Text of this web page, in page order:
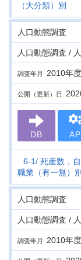
（大分類）別
人口動態調査
人口動態調査 /
調査年月 2010年度
公開（更新）日
DB
6-1 死産数，
職業（有ー無）
人口動態調査
人口動態調査 /
調査年月 2010年度